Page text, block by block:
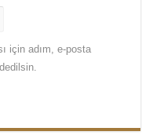
için adım, e-posta